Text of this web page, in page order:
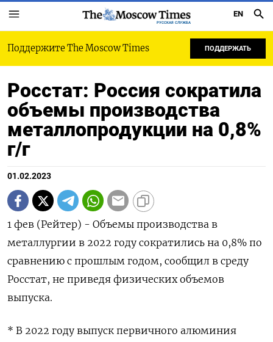
РУССКАЯ СЛУЖБА
EN
Поддержите The Moscow Times ПОДДЕРЖАТЬ
Росстат: Россия сократила
объемы производства
металлопродукции на 0,8%
г/г
01.02.2023
1 фев (Рейтер) - Объемы производства в
металлургии в 2022 году сократились на 0,8% по
сравнению с прошлым годом, сообщил в среду
Росстат, не приведя физических объемов
выпуска.
* В 2022 году выпуск первичного алюминия